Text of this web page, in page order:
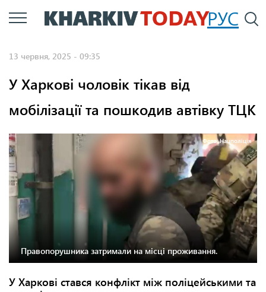
Перейти
до
РУС
13 червня, 2025 - 09:35
У Харкові чоловік тікав від
мобілізації та пошкодив автівку ТЦК
Фото: Нацполіція
Правопорушника затримали на місці проживання.
У Харкові стався конфлікт між поліцейськими та